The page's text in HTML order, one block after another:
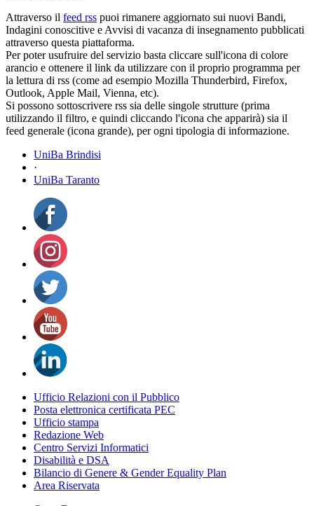
Attraverso il feed rss puoi rimanere aggiornato sui nuovi Bandi,
Indagini conoscitive e Avvisi di vacanza di insegnamento pubblicati
attraverso questa piattaforma.
Per poter usufruire del servizio basta cliccare sull'icona di colore
arancio e ottenere il link da utilizzare con il proprio programma per
la lettura di rss (come ad esempio Mozilla Thunderbird, Firefox,
Outlook, Apple Mail, Vienna, etc).
Si possono sottoscrivere rss sia delle singole strutture (prima
utilizzando il filtro, e quindi cliccando l'icona che apparirà) sia il
feed generale (icona grande), per ogni tipologia di informazione.
UniBa Brindisi
·
UniBa Taranto
Ufficio Relazioni con il Pubblico
Posta elettronica certificata PEC
Ufficio stampa
Redazione Web
Centro Servizi Informatici
Disabilità e DSA
Bilancio di Genere & Gender Equality Plan
Area Riservata